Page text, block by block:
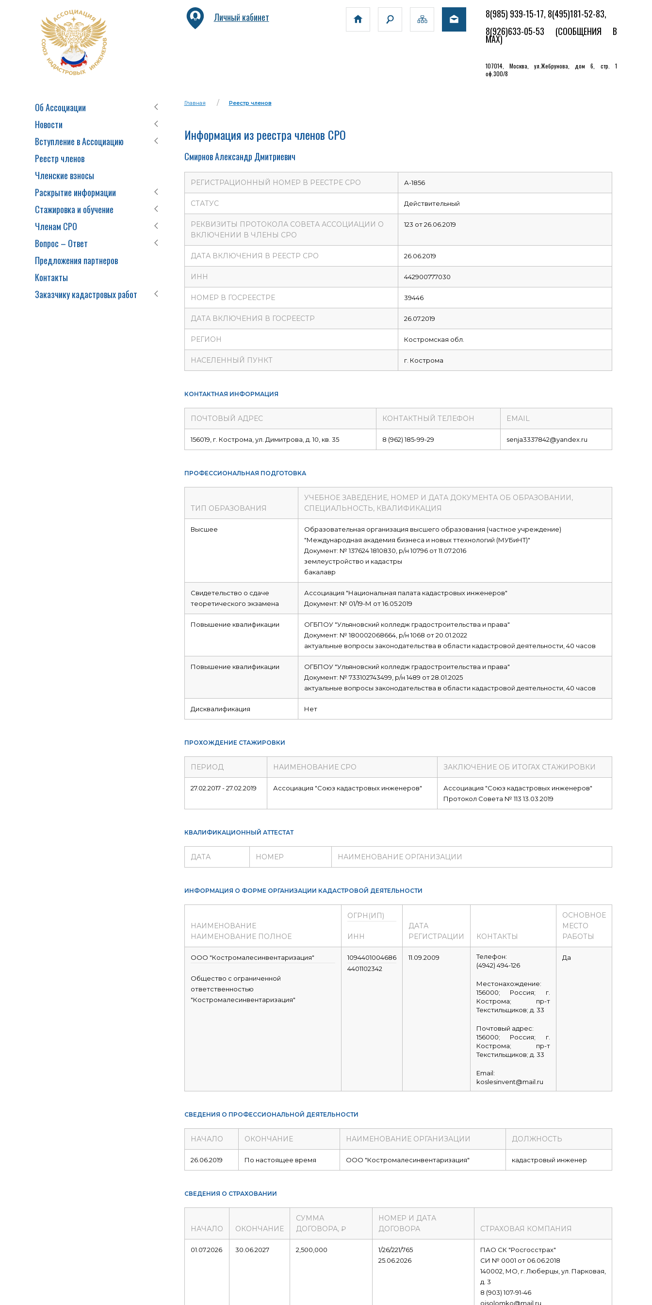
Об Ассоциации
Новости
Вступление в Ассоциацию
Реестр членов
Членские взносы
Раскрытие информации
Стажировка и обучение
Членам СРО
Вопрос – Ответ
Предложения партнеров
Контакты
Заказчику кадастровых работ
Личный кабинет
8(985) 939-15-17, 8(495)181-52-83,
8(926)633-05-53 (СООБЩЕНИЯ В
MAX)
107014, Москва, ул.Жебрунова, дом 6, стр. 1
оф.300/8
Главная Реестр членов
Информация из реестра членов СРО
Смирнов Александр Дмитриевич
РЕГИСТРАЦИОННЫЙ НОМЕР В РЕЕСТРЕ СРО А-1856
СТАТУС Действительный
РЕКВИЗИТЫ ПРОТОКОЛА СОВЕТА АССОЦИАЦИИ О
ВКЛЮЧЕНИИ В ЧЛЕНЫ СРО
123 от 26.06.2019
ДАТА ВКЛЮЧЕНИЯ В РЕЕСТР СРО 26.06.2019
ИНН 442900777030
НОМЕР В ГОСРЕЕСТРЕ 39446
ДАТА ВКЛЮЧЕНИЯ В ГОСРЕЕСТР 26.07.2019
РЕГИОН Костромская обл.
НАСЕЛЕННЫЙ ПУНКТ г. Кострома
КОНТАКТНАЯ ИНФОРМАЦИЯ
ПОЧТОВЫЙ АДРЕС КОНТАКТНЫЙ ТЕЛЕФОН EMAIL
156019, г. Кострома, ул. Димитрова, д. 10, кв. 35 8 (962) 185-99-29 senja3337842@yandex.ru
ПРОФЕССИОНАЛЬНАЯ ПОДГОТОВКА
ТИП ОБРАЗОВАНИЯ
УЧЕБНОЕ ЗАВЕДЕНИЕ, НОМЕР И ДАТА ДОКУМЕНТА ОБ ОБРАЗОВАНИИ,
СПЕЦИАЛЬНОСТЬ, КВАЛИФИКАЦИЯ
Высшее
Образовательная организация высшего образования (частное учреждение)
"Международная академия бизнеса и новых ттехнологий (МУБиНТ)"
Документ: № 137624 1810830, р/н 10796 от 11.07.2016
землеустройство и кадастры
бакалавр
Свидетельство о сдаче
теоретического экзамена
Ассоциация "Национальная палата кадастровых инженеров"
Документ: № 01/19-М от 16.05.2019
Повышение квалификации
ОГБПОУ "Ульяновский колледж градостроительства и права"
Документ: № 180002068664, р/н 1068 от 20.01.2022
актуальные вопросы законодательства в области кадастровой деятельности, 40 часов
Повышение квалификации
ОГБПОУ "Ульяновский колледж градостроительства и права"
Документ: № 733102743499, р/н 1489 от 28.01.2025
актуальные вопросы законодательства в области кадастровой деятельности, 40 часов
Дисквалификация Нет
ПРОХОЖДЕНИЕ СТАЖИРОВКИ
ПЕРИОД НАИМЕНОВАНИЕ СРО ЗАКЛЮЧЕНИЕ ОБ ИТОГАХ СТАЖИРОВКИ
27.02.2017 - 27.02.2019 Ассоциация "Союз кадастровых инженеров"
Ассоциация "Союз кадастровых инженеров"
Протокол Совета № 113 13.03.2019
КВАЛИФИКАЦИОННЫЙ АТТЕСТАТ
ДАТА НОМЕР НАИМЕНОВАНИЕ ОРГАНИЗАЦИИ
ИНФОРМАЦИЯ О ФОРМЕ ОРГАНИЗАЦИИ КАДАСТРОВОЙ ДЕЯТЕЛЬНОСТИ
НАИМЕНОВАНИЕ
НАИМЕНОВАНИЕ ПОЛНОЕ
ОГРН(ИП)
ИНН
ДАТА
РЕГИСТРАЦИИ
КОНТАКТЫ
ОСНОВНОЕ
МЕСТО
РАБОТЫ
ООО "Костромалесинвентаризация"
Общество с ограниченной
ответственностью
"Костромалесинвентаризация"
1094401004686
4401102342
11.09.2009
Телефон:
(4942) 494-126
Местонахождение:
156000; Россия; г.
Кострома; пр-т
Текстильщиков; д. 33
Почтовый адрес:
156000; Россия; г.
Кострома; пр-т
Текстильщиков; д. 33
Email:
koslesinvent@mail.ru
Да
СВЕДЕНИЯ О ПРОФЕССИОНАЛЬНОЙ ДЕЯТЕЛЬНОСТИ
НАЧАЛО ОКОНЧАНИЕ НАИМЕНОВАНИЕ ОРГАНИЗАЦИИ ДОЛЖНОСТЬ
26.06.2019 По настоящее время ООО "Костромалесинвентаризация" кадастровый инженер
СВЕДЕНИЯ О СТРАХОВАНИИ
НАЧАЛО ОКОНЧАНИЕ
СУММА
ДОГОВОРА, ₽
НОМЕР И ДАТА
ДОГОВОРА
СТРАХОВАЯ КОМПАНИЯ
01.07.2026 30.06.2027 2,500,000
1/26/221/765
25.06.2026
ПАО СК "Росгосстрах"
СИ № 0001 от 06.06.2018
140002, МО, г. Люберцы, ул. Парковая,
д. 3
8 (903) 107-91-46
oisolomko@mail.ru